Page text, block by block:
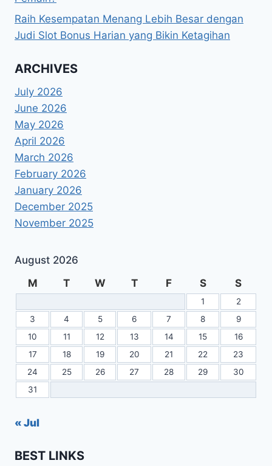
Raih Kesempatan Menang Lebih Besar dengan
Judi Slot Bonus Harian yang Bikin Ketagihan
ARCHIVES
July 2026
June 2026
May 2026
April 2026
March 2026
February 2026
January 2026
December 2025
November 2025
August 2026
M
T W T F S S
1
2
3
4 5 6 7 8
9
10
11 12 13 14 15
16
17
18 19 20 21 22
23
24
25 26 27 28 29
30
31
« Jul
BEST LINKS